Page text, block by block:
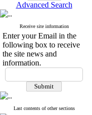
Advanced Search
Receive site information
Enter your Email in the
following box to receive
the site news and
information.
Last contents of other sections